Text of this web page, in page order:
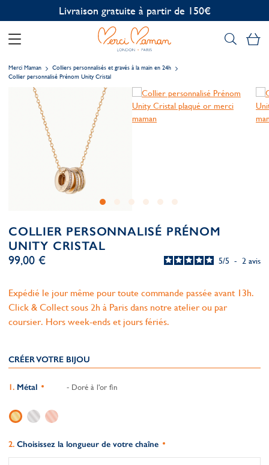
Personnalisation offerte
Merci Maman
Colliers personnalisés et gravés à la main en 24h
Collier personnalisé Prénom Unity Cristal
COLLIER PERSONNALISÉ PRÉNOM
UNITY CRISTAL
5/5 - 2 avis
99,00 €
Expédié le jour même pour toute commande passée avant 13h.
Click & Collect sous 2h à Paris dans notre atelier ou par
coursier. Hors week-ends et jours fériés.
CRÉER VOTRE BIJOU
Métal - Doré à l'or fin
Choisissez la longueur de votre chaîne